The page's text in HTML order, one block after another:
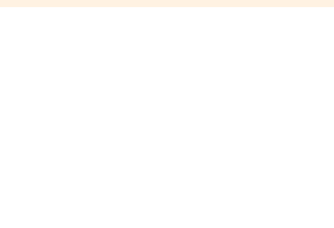
療儀器和生物理論方面的知識，在實
一個舒適的學習環境，而且書院的講
生涯作長遠規劃，能為我們提供充足